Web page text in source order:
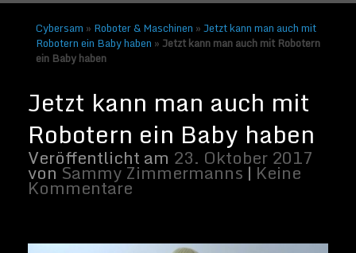
Cybersam » Roboter & Maschinen »Jetzt kann man auch mit
Robotern ein Baby haben » Jetzt kann man auch mit Robotern
ein Baby haben